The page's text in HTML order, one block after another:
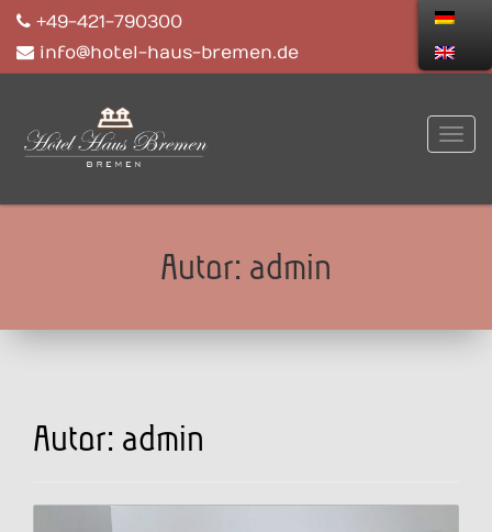
+49-421-790300
info@hotel-haus-bremen.de
Autor: admin
Autor: admin